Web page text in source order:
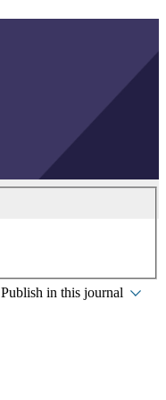
Publish in this journal